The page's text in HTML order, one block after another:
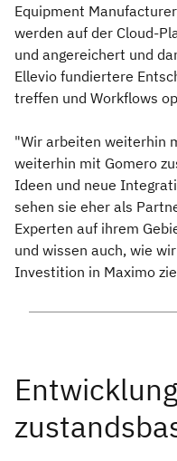
Equipment
werden auf der Cloud-
und angereichert und
Ellevio fundiertere
treffen und Workflows
"Wir arbeiten weiterhin
weiterhin mit Gomero
Ideen und neue
sehen sie eher als
Experten auf ihrem
und wissen auch, wie
Investition in Maximo